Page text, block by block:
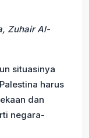
Zuhair Al-
situasinya
harus
dan
negara-